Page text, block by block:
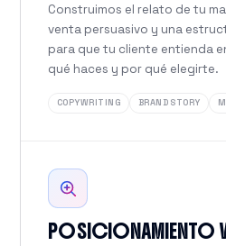
Construimos el relato de tu
venta persuasivo y una
para que tu cliente entienda
qué haces y por qué elegirte.
COPYWRITING BRAND STORY
POSICIONAMIENTO